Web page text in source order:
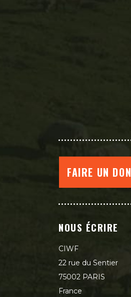
FAIRE UN DON
NOUS ÉCRIRE
CIWF
22 rue du Sentier
75002 PARIS
France